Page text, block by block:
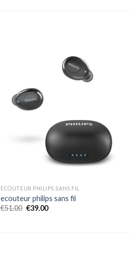
ECOUTEUR PHILIPS SANS FIL
ecouteur philips sans fil
€51.00 €39.00